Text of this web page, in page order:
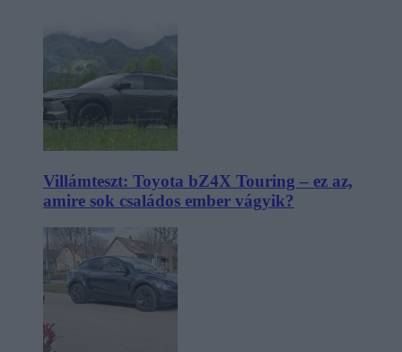
Villámteszt: Toyota bZ4X Touring – ez az,
amire sok családos ember vágyik?